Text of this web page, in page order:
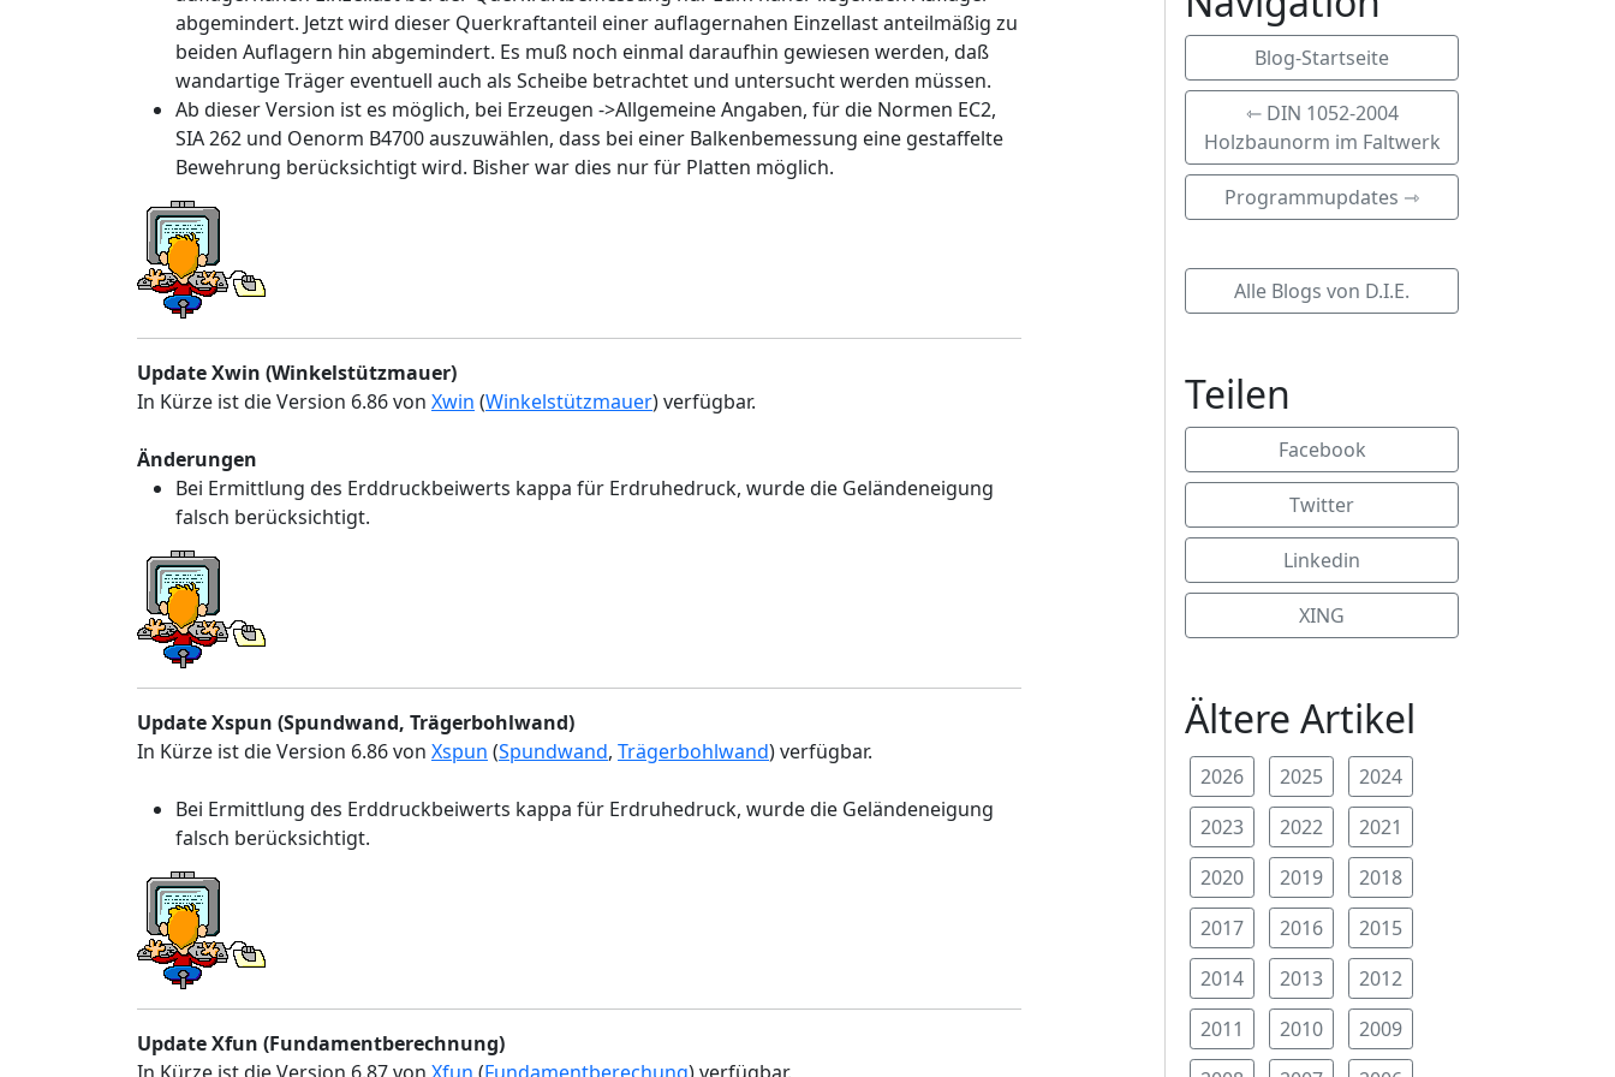
abgemindert. Jetzt wird dieser Querkraftanteil einer auflagernahen Einzellast anteilmäßig zu
beiden Auflagern hin abgemindert. Es muß noch einmal daraufhin gewiesen werden, daß
wandartige Träger eventuell auch als Scheibe betrachtet und untersucht werden müssen.
Ab dieser Version ist es möglich, bei Erzeugen ->Allgemeine Angaben, für die Normen EC2,
SIA 262 und Oenorm B4700 auszuwählen, dass bei einer Balkenbemessung eine gestaffelte
Bewehrung berücksichtigt wird. Bisher war dies nur für Platten möglich.
Update Xwin (Winkelstützmauer)
In Kürze ist die Version 6.86 von Xwin (Winkelstützmauer) verfügbar.
Änderungen
Bei Ermittlung des Erddruckbeiwerts kappa für Erdruhedruck, wurde die Geländeneigung
falsch berücksichtigt.
Update Xspun (Spundwand, Trägerbohlwand)
In Kürze ist die Version 6.86 von Xspun (Spundwand, Trägerbohlwand) verfügbar.
Bei Ermittlung des Erddruckbeiwerts kappa für Erdruhedruck, wurde die Geländeneigung
falsch berücksichtigt.
Update Xfun (Fundamentberechnung)
Blog-Startseite
⇽ DIN 1052-2004
Holzbaunorm im Faltwerk
Programmupdates ⇾
Alle Blogs von D.I.E.
Teilen
Facebook
Twitter
Linkedin
XING
Ältere Artikel
2026 2025
2024
2023
2022
2021
2020
2019
2018
2017
2016
2015
2014
2013
2012
2011
2010
2009